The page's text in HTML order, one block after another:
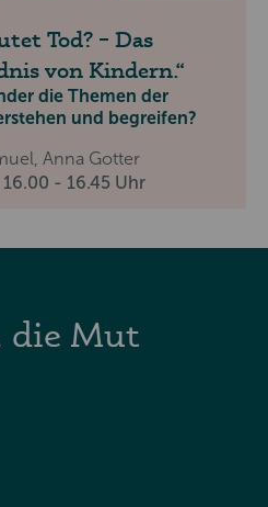
Tod? – Das
von Kindern.
die Themen der
und begreifen?
Anna Gotter
| 16.00 - 16.45 Uhr
die Mut